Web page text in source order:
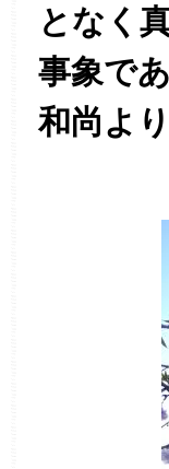
となく
事象で
和尚より